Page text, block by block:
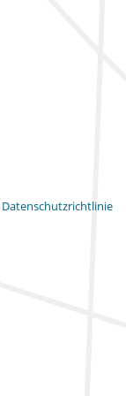
Datenschutzrichtlinie